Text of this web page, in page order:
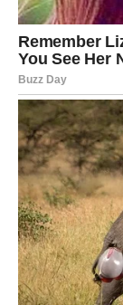
Ako ste
nježnosti,
Pred vama su
JEDNA
Zvijezde
ulogu u
Možda kroz